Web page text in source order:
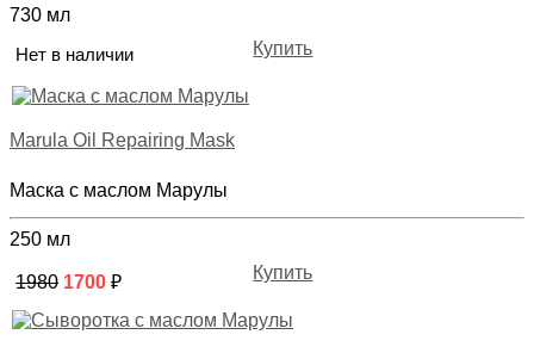
730 мл
Нет в наличии
Купить
Marula Oil Repairing Mask
Маска с маслом Марулы
250 мл
1980 1700 ₽ Купить